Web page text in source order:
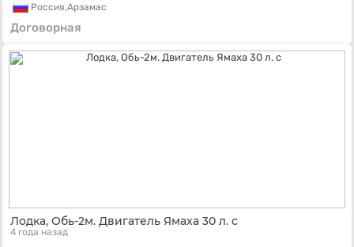
Россия,Арзамас
Договорная
Лодка, Обь-2м. Двигатель Ямаха 30 л. с
4 года назад